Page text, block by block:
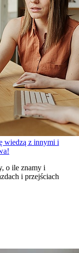
wiedzą z innymi i
o ile znamy i
i przejściach